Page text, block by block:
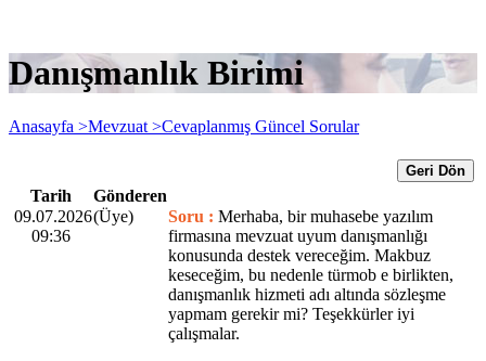
Danışmanlık Birimi
Anasayfa >Mevzuat >Cevaplanmış Güncel Sorular
Geri Dön
Tarih
Gönderen
09.07.2026
09:36
(Üye) Soru : Merhaba, bir muhasebe yazılım
firmasına mevzuat uyum danışmanlığı
konusunda destek vereceğim. Makbuz
keseceğim, bu nedenle türmob e birlikten,
danışmanlık hizmeti adı altında sözleşme
yapmam gerekir mi? Teşekkürler iyi
çalışmalar.